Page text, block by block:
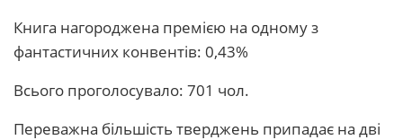
Книга нагороджена премією на одному з
фантастичних конвентів: 0,43%
Всього проголосувало: 701 чол.
Переважна більшість тверджень припадає на дві